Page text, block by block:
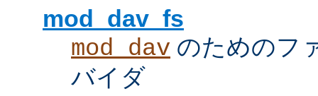
mod_dav_fs
mod_dav のためのフ
バイダ